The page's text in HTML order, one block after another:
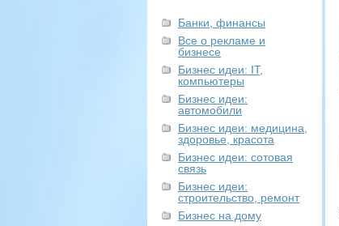
Банки, финансы
Все о рекламе и
бизнесе
Бизнес идеи: IT,
компьютеры
Бизнес идеи:
автомобили
Бизнес идеи: медицина,
здоровье, красота
Бизнес идеи: сотовая
связь
Бизнес идеи:
строительство, ремонт
Бизнес на дому